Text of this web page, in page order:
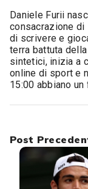
Daniele Furii
consacrazione di
di scrivere e
terra battuta
sintetici, inizia a
online di sport e
15:00 abbiano
Post